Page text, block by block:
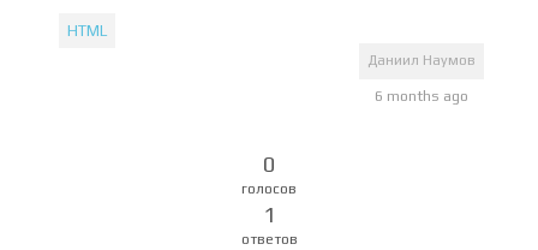
HTML
Даниил Наумов
6 months ago
0
голосов
1
ответов